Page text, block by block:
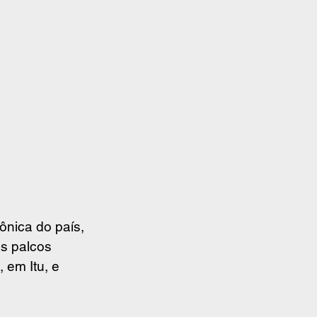
do país,
palcos
em Itu, e